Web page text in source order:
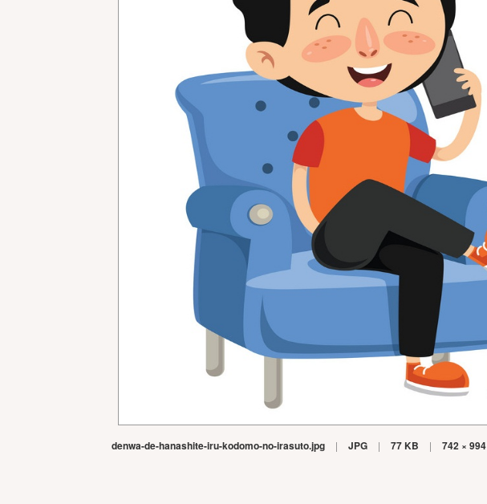
denwa-de-hanashite-iru-kodomo-no-irasuto.jpg | JPG | 77 KB | 742 × 994